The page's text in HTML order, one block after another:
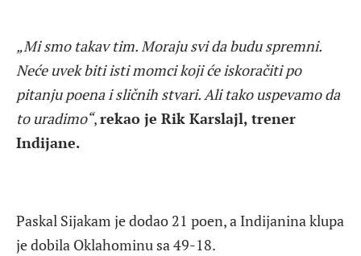
„Mi smo takav tim. Moraju svi da budu spremni.
Neće uvek biti isti momci koji će iskoračiti po
pitanju poena i sličnih stvari. Ali tako uspevamo da
to uradimo“,rekao je Rik Karslajl, trener
Indijane.
Paskal Sijakam je dodao 21 poen, a Indijanina klupa
je dobila Oklahominu sa 49-18.